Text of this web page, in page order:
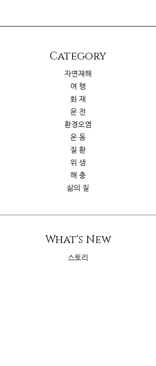
​Category
자연재해
여 행
화 재
운 전
환경오염
운 동
질 환
위 생
해 충
삶의 질
What's New
스토리